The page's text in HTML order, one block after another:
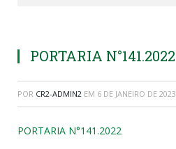
PORTARIA N°141.2022
POR CR2-ADMIN2 EM 6 DE JANEIRO DE 2023
PORTARIA N°141.2022